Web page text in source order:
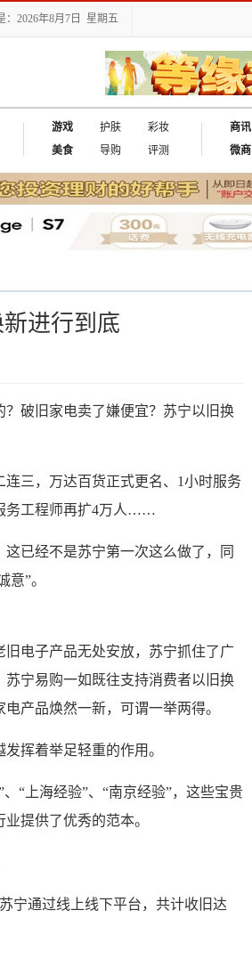
：2026年8月7日 星期五
游戏 护肤
彩妆
美食
导购 评测
商讯
微商
进行到底
破旧家电卖了嫌便宜？苏宁以旧换
连三，万达百货正式更名、1小时服务
务工程师再扩4万人……
已经不是苏宁第一次这么做了，同
”。
电子产品无处安放，苏宁抓住了广
宁易购一如既往支持消费者以旧换
产品焕然一新，可谓一举两得。
挥着举足轻重的作用。
“上海经验”、“南京经验”，这些宝贵
提供了优秀的范本。
宁通过线上线下平台，共计收旧达